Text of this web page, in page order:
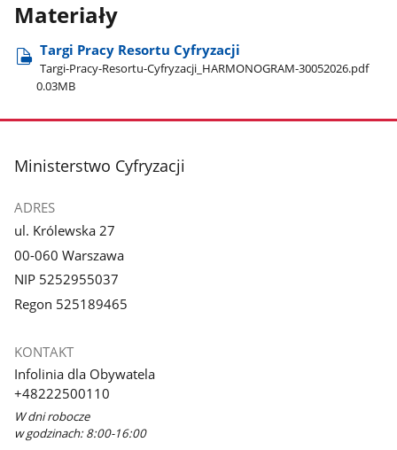
Materiały
Targi Pracy Resortu Cyfryzacji
Targi-Pracy-Resortu-Cyfryzacji​_HARMONOGRAM-30052026.pdf
0.03MB
stopka
Ministerstwo Cyfryzacji
ADRES
ul. Królewska 27
00-060 Warszawa
NIP 5252955037
Regon 525189465
KONTAKT
Infolinia dla Obywatela
+48222500110
W dni robocze
w godzinach: 8:00-16:00